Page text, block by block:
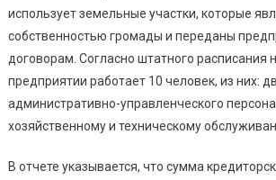
использует земельные участки, которые
собственностью громады и переданы
договорам. Согласно штатного расписания
предприятии работает 10 человек, из них:
административно-управленческого
хозяйственному и техническому
В отчете указывается, что сумма